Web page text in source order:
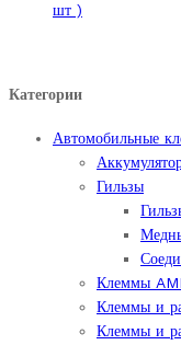
quantityшт )
Категории
Автомобильные
Гильзы
Клеммы
Клеммы и
Клеммы и